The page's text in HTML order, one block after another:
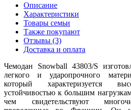
Описание
Характеристики
Товары семьи
Также покупают
Отзывы (3)
Доставка и оплата
Чемодан Snowball 43803/S
легкого и ударопрочного
который характеризуется
устойчивостью к большим
чем свидетельствуют